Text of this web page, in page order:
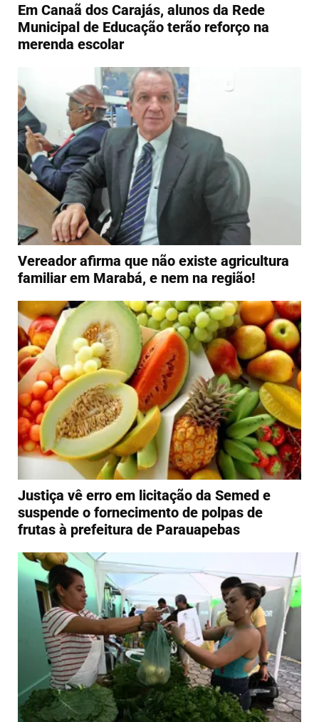
Em Canaã dos Carajás, alunos da Rede
Municipal de Educação terão reforço na
merenda escolar
Vereador afirma que não existe agricultura
familiar em Marabá, e nem na região!
Justiça vê erro em licitação da Semed e
suspende o fornecimento de polpas de
frutas à prefeitura de Parauapebas